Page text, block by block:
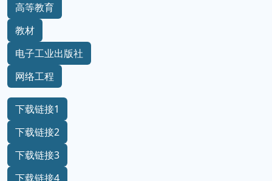
高等教育
教材
电子工业出版社
网络工程
下载链接1
下载链接2
下载链接3
下载链接4